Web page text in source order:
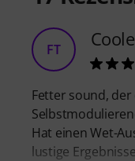
FT
Fetter sound,
Hat einen Wet-
lustige